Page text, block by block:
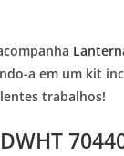
a em um kit
trabalhos!